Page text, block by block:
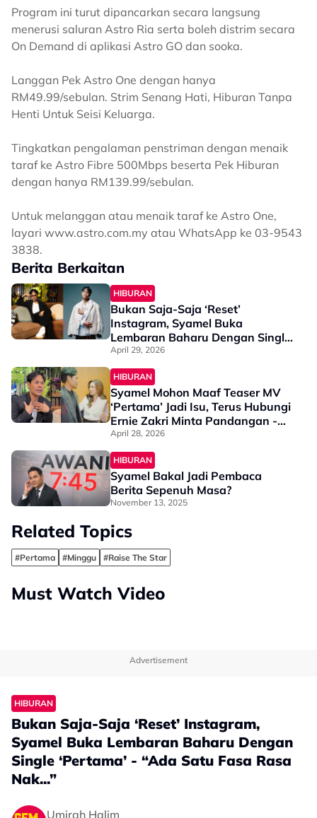
Program ini turut dipancarkan secara langsung
menerusi saluran Astro Ria serta boleh distrim secara
On Demand di aplikasi Astro GO dan sooka.
Langgan Pek Astro One dengan hanya
RM49.99/sebulan. Strim Senang Hati, Hiburan Tanpa
Henti Untuk Seisi Keluarga.
Tingkatkan pengalaman penstriman dengan menaik
taraf ke Astro Fibre 500Mbps beserta Pek Hiburan
dengan hanya RM139.99/sebulan.
Untuk melanggan atau menaik taraf ke Astro One,
layari www.astro.com.my atau WhatsApp ke 03-9543
3838.
Berita Berkaitan
HIBURAN
Bukan Saja-Saja ‘Reset’
Instagram, Syamel Buka
Lembaran Baharu Dengan Single
‘Pertama’ - “Ada Satu Fasa Rasa
Nak...”
April 29, 2026
HIBURAN
Syamel Mohon Maaf Teaser MV
‘Pertama’ Jadi Isu, Terus Hubungi
Ernie Zakri Minta Pandangan -
“Memang Tak Sentuh Pun, Itu
Hanya Kamera Angle”
April 28, 2026
HIBURAN
Syamel Bakal Jadi Pembaca
Berita Sepenuh Masa?
November 13, 2025
Related Topics
#Pertama #Minggu #Raise The Star
Must Watch Video
Advertisement
HIBURAN
Bukan Saja-Saja ‘Reset’ Instagram,
Syamel Buka Lembaran Baharu Dengan
Single ‘Pertama’ - “Ada Satu Fasa Rasa
Nak...”
Umirah Halim